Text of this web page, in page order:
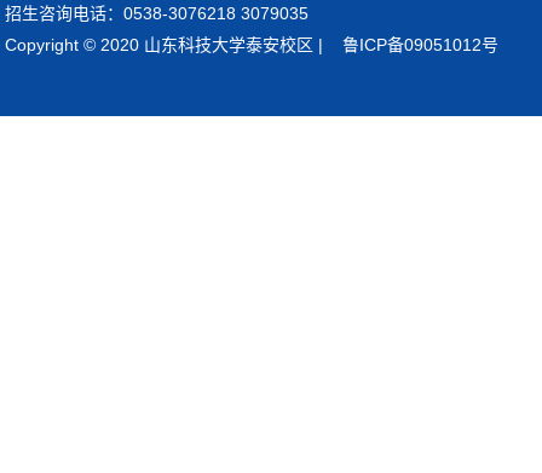
招生咨询电话：0538-3076218 3079035
Copyright © 2020 山东科技大学泰安校区 | 鲁ICP备09051012号